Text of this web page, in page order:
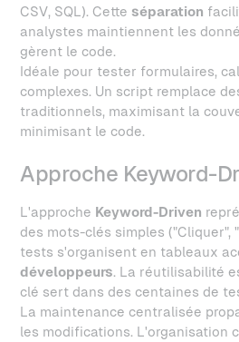
CSV, SQL). Cette séparation
analystes maintiennent les
gèrent le code.
Idéale pour tester formulaires,
complexes. Un script remplace
traditionnels, maximisant la
minimisant le code.
Approche Keyword-
L'approche Keyword-Driven
des mots-clés simples ("Cliquer",
tests s'organisent en tableaux
développeurs. La réutilisabilité
clé sert dans des centaines de
La maintenance centralisée
les modifications. L'organisation